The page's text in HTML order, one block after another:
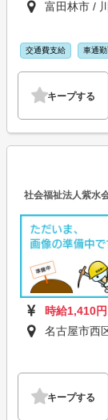
富田林市 /
交通費支給 車通
キープする
社会福祉法人紫水
時給1,410円
名古屋市西
キープする